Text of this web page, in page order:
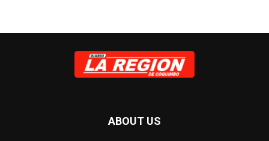
ABOUT US